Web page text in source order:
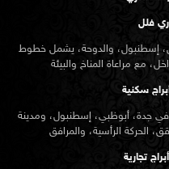
فلل
إسطنبول، والدوحة، يشمل خطوط
سكنية
جدة، أبوظبي، إسطنبول، ومدينة
تجارية